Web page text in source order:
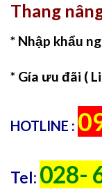
Thang
* Nhập khẩu
* Gía ưu đãi (
HOTLINE :
Tel: 028-